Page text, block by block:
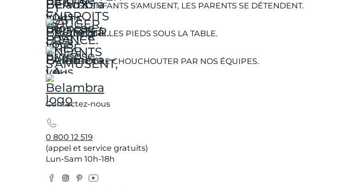
LES ENFANTS S'AMUSENT, LES PARENTS SE DÉTENDENT.
METTRE LES PIEDS SOUS LA TABLE.
SE FAIRE CHOUCHOUTER PAR NOS ÉQUIPES.
Contactez-nous
0 800 12 519
(appel et service gratuits)
Lun-Sam 10h-18h
Facebook
Instagram
Pinterest
YouTube